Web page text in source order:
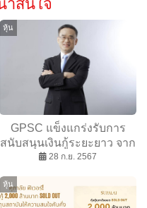
าสนใจ
หุ้น
GPSC แข็งแกร่งรับการ
สนับสนุนเงินกู้ระยะยาว จาก
3 แบงค์รัฐ-เอกชน มูลค่า 7
ตอบโจทย์ Net Zero รองรับ
แผนพัฒนาพลังงานชาติ
28 ก.ย. 2567
หุ้น